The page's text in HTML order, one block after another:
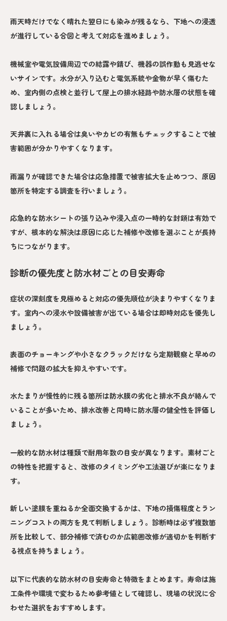
雨天時だけでなく晴れた翌日にも染みが残るなら、下地への浸透
が進行している合図と考えて対応を進めましょう。
機械室や電気設備周辺での結露や錆び、機器の誤作動も見逃せな
いサインです。水分が入り込むと電気系統や金物が早く傷むた
め、室内側の点検と並行して屋上の排水経路や防水層の状態を確
認しましょう。
天井裏に入れる場合は臭いやカビの有無もチェックすることで被
害範囲が分かりやすくなります。
雨漏りが確認できた場合は応急措置で被害拡大を止めつつ、原因
箇所を特定する調査を行いましょう。
応急的な防水シートの張り込みや浸入点の一時的な封鎖は有効で
すが、根本的な解決は原因に応じた補修や改修を選ぶことが長持
ちにつながります。
診断の優先度と防水材ごとの目安寿命
症状の深刻度を見極めると対応の優先順位が決まりやすくなりま
す。室内への浸水や設備被害が出ている場合は即時対応を優先し
ましょう。
表面のチョーキングや小さなクラックだけなら定期観察と早めの
補修で問題の拡大を抑えやすいです。
水たまりが慢性的に残る箇所は防水膜の劣化と排水不良が絡んで
いることが多いため、排水改善と同時に防水層の健全性を評価し
ましょう。
一般的な防水材は種類で耐用年数の目安が異なります。素材ごと
の特性を把握すると、改修のタイミングや工法選びが楽になりま
す。
新しい塗膜を重ねるか全面交換するかは、下地の損傷程度とラン
ニングコストの両方を見て判断しましょう。診断時は必ず複数箇
所を比較して、部分補修で済むのか広範囲改修が適切かを判断す
る視点を持ちましょう。
以下に代表的な防水材の目安寿命と特徴をまとめます。寿命は施
工条件や環境で変わるため参考値として確認し、現場の状況に合
わせた選択をおすすめします。